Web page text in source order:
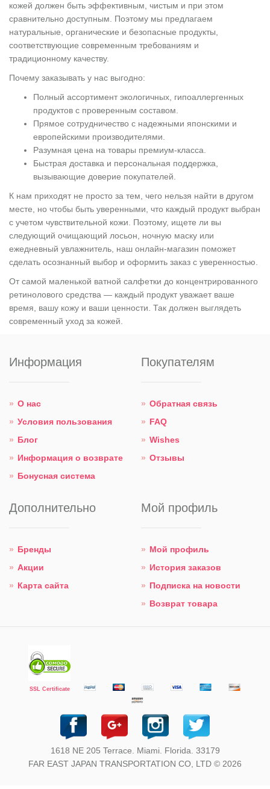
кожей должен быть эффективным, чистым и при этом
сравнительно доступным. Поэтому мы предлагаем
натуральные, органические и безопасные продукты,
соответствующие современным требованиям и
традиционному качеству.
Почему заказывать у нас выгодно:
Полный ассортимент экологичных, гипоаллергенных
продуктов с проверенным составом.
Прямое сотрудничество с надежными японскими и
европейскими производителями.
Разумная цена на товары премиум-класса.
Быстрая доставка и персональная поддержка,
вызывающие доверие покупателей.
К нам приходят не просто за тем, чего нельзя найти в другом
месте, но чтобы быть уверенными, что каждый продукт выбран
с учетом чувствительной кожи. Поэтому, ищете ли вы
следующий очищающий лосьон, ночную маску или
ежедневный увлажнитель, наш онлайн-магазин поможет
сделать осознанный выбор и оформить заказ с уверенностью.
От самой маленькой ватной салфетки до концентрированного
ретинолового средства — каждый продукт уважает ваше
время, вашу кожу и ваши ценности. Так должен выглядеть
современный уход за кожей.
Информация
О нас
Условия пользования
Блог
Информация о возврате
Бонусная система
Покупателям
Обратная связь
FAQ
Wishes
Отзывы
Дополнительно
Бренды
Акции
Карта сайта
Мой профиль
Мой профиль
История заказов
Подписка на новости
Возврат товара
SSL Certificate
1618 NE 205 Terrace. Miami. Florida. 33179
FAR EAST JAPAN TRANSPORTATION CO, LTD © 2026